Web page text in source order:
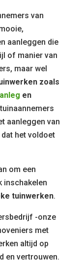
van
aanleggen die
of manier van
maar wel
zoals
en
aanleggen van
het voldoet
om een
inschakelen
tuinwerken.
-onze
met
altijd op
en vertrouwen.